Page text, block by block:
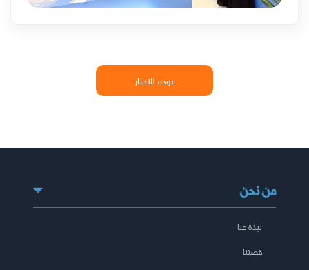
عودة للاخبار
من نحن
نبذة عنا
قصتنا